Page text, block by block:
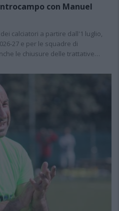
con Manuel
calciatori a partire dall'1 luglio,
27 e per le squadre di
le chiusure delle trattative…